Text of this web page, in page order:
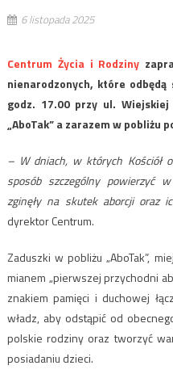
6 listopada 2025
Centrum Życia i Rodziny
nienarodzonych, które
godz. 17.00 przy ul.
„AboTak” a zarazem w pobliżu
– W dniach, w których Kościół
sposób szczególny powierzyć
zginęły na skutek aborcji oraz
dyrektor Centrum.
Zaduszki w pobliżu „AboTak”,
mianem „pierwszej przychodni
znakiem pamięci i duchowej
władz, aby odstąpić od
polskie rodziny oraz tworzyć
posiadaniu dzieci.